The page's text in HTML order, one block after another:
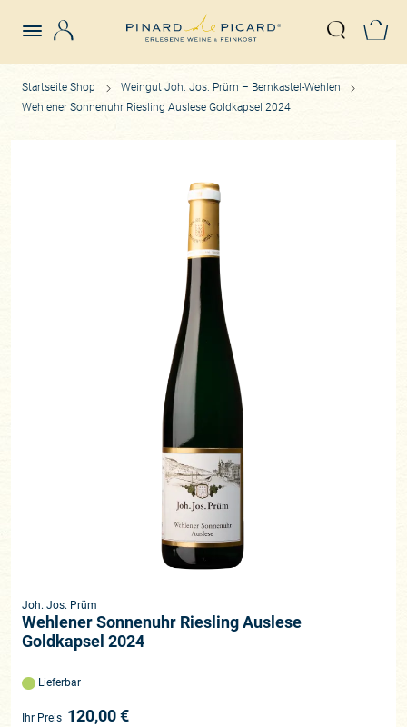
Suche
Startseite Shop
Weingut Joh. Jos. Prüm – Bernkastel-Wehlen
Wehlener Sonnenuhr Riesling Auslese Goldkapsel 2024
Joh. Jos. Prüm
Wehlener Sonnenuhr Riesling Auslese
Goldkapsel 2024
Lieferbar
Ihr Preis 120,00€